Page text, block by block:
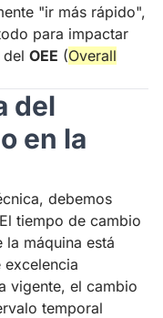
"ir más rápido",
para impactar
OEE (Overall
del
en la
debemos
tiempo de cambio
la máquina está
excelencia
vigente, el cambio
temporal